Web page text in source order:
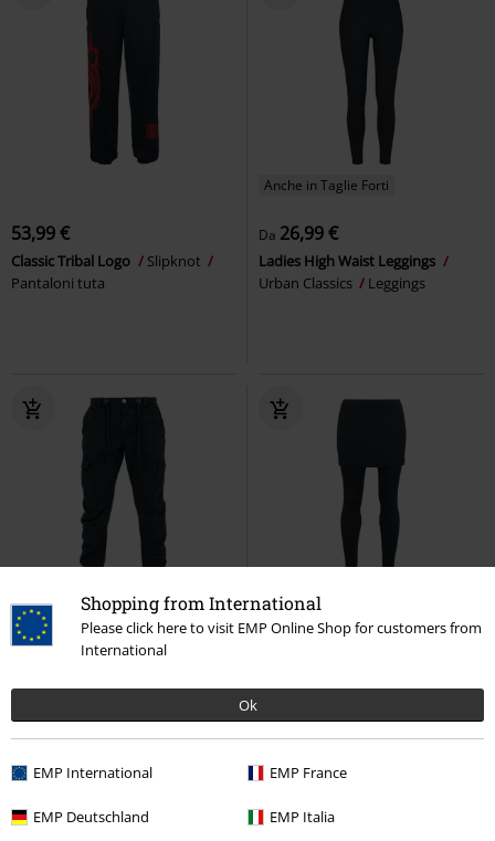
Shopping from International
Please click here to visit EMP Online Shop for customers from
International
Ok
EMP International EMP France
EMP Deutschland EMP Italia
53,99 €
Classic Tribal Logo
Slipknot
Pantaloni tuta
Anche in Taglie Forti
Da 26,99 €
Ladies High Waist Leggings
Urban Classics
Leggings
Anche in Taglie Forti
53,99 €
cargo
Esclusiva